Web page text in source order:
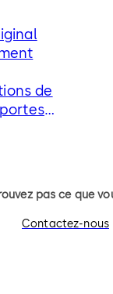
de
pas ce que
Contactez-nous